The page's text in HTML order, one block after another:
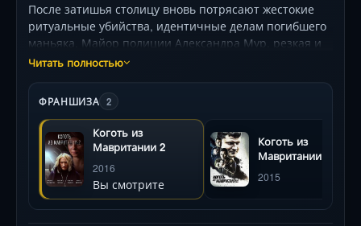
После затишья столицу вновь потрясают жестокие
ритуальные убийства, идентичные делам погибшего
маньяка. Майор полиции Александра Мур, резкая и
принципиальная, вынуждена сотрудничать с
сорвать расследование. Ключ к разгадке скрывается
в прошлом: единственный свидетель — профессор
Шульц, отбывающий срок за связь с убийцей.
Главный подозреваемый — бывший напарник
Рогова, исчезнувший после первых преступлений.
Съёмки в мрачных винных погребах и на арт-
выставках «Трёхгорки» создают атмосферу тревоги.
Зрителей ждёт психологическая битва, где каждый
Читать полностью
ФРАНШИЗА 2
Коготь из
Мавритании 2
2016
Вы смотрите
Коготь из
Мавритании
2015